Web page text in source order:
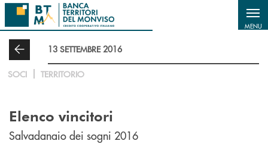
Salta al contenuto principale
MENU
13 SETTEMBRE 2016
SOCI TERRITORIO
Elenco vincitori
Salvadanaio dei sogni 2016